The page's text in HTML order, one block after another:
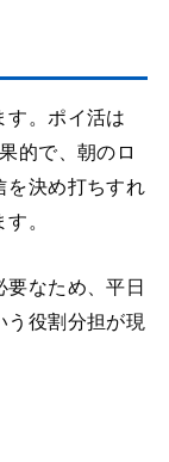
す。ポイ活は
的で、朝のロ
を決め打ちすれ
。
なため、平日
う役割分担が現